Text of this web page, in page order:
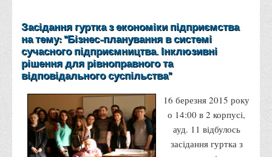
Розвитку кар’єри
Ресурсний центр зі сталого розвитку
Моніторингу якості освітнього процесу та інноваційного
розвитку
Грантові проєкти ВТЕІ ДТЕУ
Підтримки технологій та інновацій (TISC)
Засідання гуртка з економіки підприємства
на тему: "Бізнес-планування в системі
сучасного підприємництва. Інклюзивні
рішення для рівноправного та
відповідального суспільства"
16 березня 2015 року
о 14:00 в 2 корпусі,
ауд. 11 відбулось
засідання гуртка з